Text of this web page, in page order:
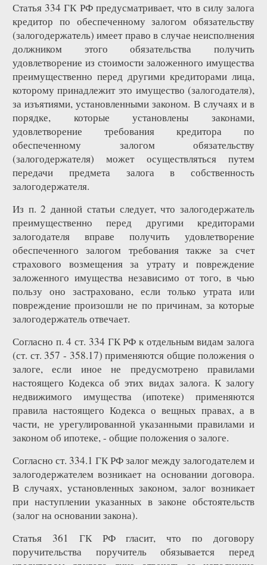
Статья 334 ГК РФ предусматривает, что в силу залога
кредитор по обеспеченному залогом обязательству
(залогодержатель) имеет право в случае неисполнения
должником этого обязательства получить
удовлетворение из стоимости заложенного имущества
преимущественно перед другими кредиторами лица,
которому принадлежит это имущество (залогодателя),
за изъятиями, установленными законом. В случаях и в
порядке, которые установлены законами,
удовлетворение требования кредитора по
обеспеченному залогом обязательству
(залогодержателя) может осуществляться путем
передачи предмета залога в собственность
залогодержателя.
Из п. 2 данной статьи следует, что залогодержатель
преимущественно перед другими кредиторами
залогодателя вправе получить удовлетворение
обеспеченного залогом требования также за счет
страхового возмещения за утрату и повреждение
заложенного имущества независимо от того, в чью
пользу оно застраховано, если только утрата или
повреждение произошли не по причинам, за которые
залогодержатель отвечает.
Согласно п. 4 ст. 334 ГК РФ к отдельным видам залога
(ст. ст. 357 - 358.17) применяются общие положения о
залоге, если иное не предусмотрено правилами
настоящего Кодекса об этих видах залога. К залогу
недвижимого имущества (ипотеке) применяются
правила настоящего Кодекса о вещных правах, а в
части, не урегулированной указанными правилами и
законом об ипотеке, - общие положения о залоге.
Согласно ст. 334.1 ГК РФ залог между залогодателем и
залогодержателем возникает на основании договора.
В случаях, установленных законом, залог возникает
при наступлении указанных в законе обстоятельств
(залог на основании закона).
Статья 361 ГК РФ гласит, что по договору
поручительства поручитель обязывается перед